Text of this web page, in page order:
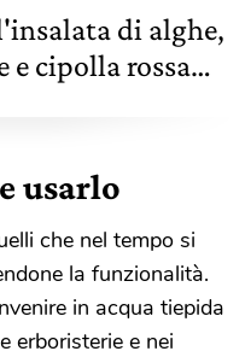
di alghe,
e cipolla rossa
usarlo
che nel tempo si
la funzionalità.
in acqua tiepida
erboristerie e nei